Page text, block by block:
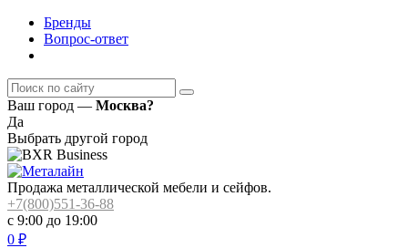
Бренды
Вопрос-ответ
Ваш город — Москва?
Да
Выбрать другой город
Продажа металлической мебели и сейфов.
+7(800)551-36-88
с 9:00 до 19:00
0 ₽